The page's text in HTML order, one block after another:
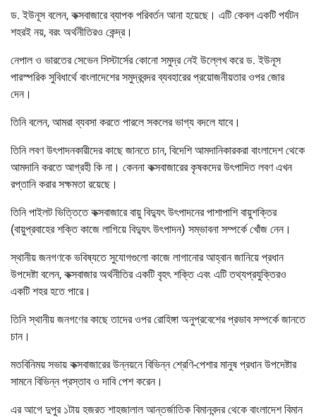
ড. ইউনূস বলেন, কক্সবাজারে ব্যাপক পরিবর্তন আনা হয়েছে। এটি কেবল একটি পর্যটন
শহরই নয়, বরং অর্থনীতিরও কেন্দ্র।
নেপাল ও ভারতের সেভেন সিস্টার্সের কোনো সমুদ্র নেই উল্লেখ করে ড. ইউনূস
পারস্পরিক সুবিধার্থে বাংলাদেশের সমুদ্রবন্দর ব্যবহারের প্রয়োজনীয়তার ওপর জোর
দেন।
তিনি বলেন, আমরা ব্যবসা করতে পারলে সকলের ভাগ্য বদলে যাবে।
তিনি লবণ উৎপাদনকারীদের কাছে জানতে চান, বিদেশি আমদানিকারকরা বাংলাদেশ থেকে
আমদানি করতে আগ্রহী কি না। কেননা কক্সবাজারের কৃষকদের উৎপাদিত লবণ এখন
রপ্তানি করার সক্ষমতা রয়েছে।
তিনি পাইলট ভিত্তিতে কক্সবাজারে বায়ু বিদ্যুৎ উৎপাদনের পাশাপাশি বায়ুশক্তির
(বায়ুপ্রবাহের শক্তি কাজে লাগিয়ে বিদ্যুৎ উৎপাদন) সম্ভাবনা সম্পর্কে খোঁজ নেন।
স্থানীয় জনগণকে ভবিষ্যতে সুযোগগুলো কাজে লাগানোর আহ্বান জানিয়ে প্রধান
উপদেষ্টা বলেন, কক্সবাজার অর্থনীতির একটি বৃহৎ শক্তি এবং এটি তথ্যপ্রযুক্তিরও
একটি শহর হতে পারে।
তিনি স্থানীয় জনগণের কাছে তাদের ওপর রোহিঙ্গা অনুপ্রবেশের প্রভাব সম্পর্কে জানতে
চান।
মতবিনিময় সভায় কক্সবাজারের উন্নয়নে বিভিন্ন শ্রেণি-পেশার মানুষ প্রধান উপদেষ্টার
সামনে বিভিন্ন প্রস্তাব ও দাবি পেশ করেন।
এর আগে দুপুর ১টায় হজরত শাহজালাল আন্তর্জাতিক বিমানবন্দর থেকে বাংলাদেশ বিমান